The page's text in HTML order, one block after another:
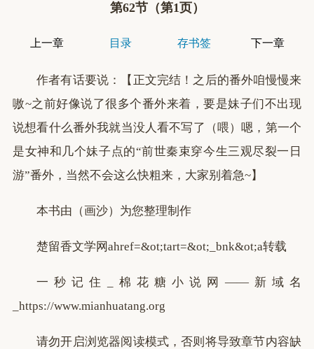
第62节（第1页）
上一章 目录 存书签 下一章
作者有话要说：【正文完结！之后的番外咱慢慢来
嗷~之前好像说了很多个番外来着，要是妹子们不出现
说想看什么番外我就当没人看不写了（喂）嗯，第一个
是女神和几个妹子点的“前世秦束穿今生三观尽裂一日
游”番外，当然不会这么快粗来，大家别着急~】
本书由（画沙）为您整理制作
楚留香文学网ahref=&ot;tart=&ot;_bnk&ot;a转载
一秒记住_棉花糖小说网——新域名
_https://www.mianhuatang.org
请勿开启浏览器阅读模式，否则将导致章节内容缺